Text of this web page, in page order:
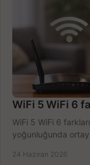
WiFi 5 WiFi 6
WiFi 5 WiFi 6
yoğunluğunda
24 Haziran 2026